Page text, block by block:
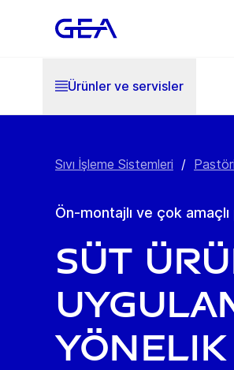
Ürünler ve servisler
Sıvı İşleme Sistemleri /
Ön-montajlı ve çok
Süt
Yönelik